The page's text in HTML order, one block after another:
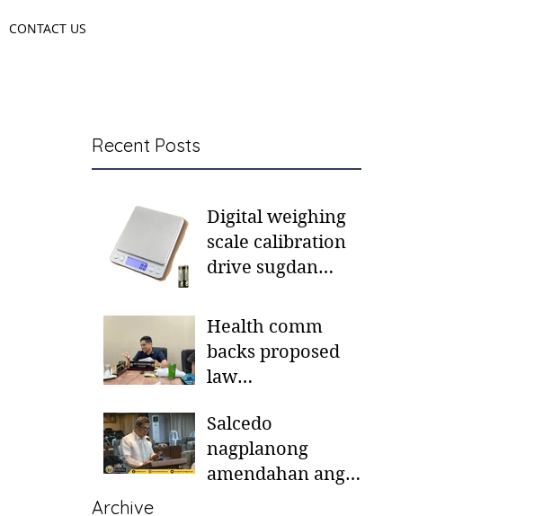
CONTACT US
Recent Posts
Digital weighing
scale calibration
drive sugdan
Health comm
backs proposed
law
mother-to-mother
support groups,
first 1,000 days
Salcedo
nagplanong
amendahan ang
Archive